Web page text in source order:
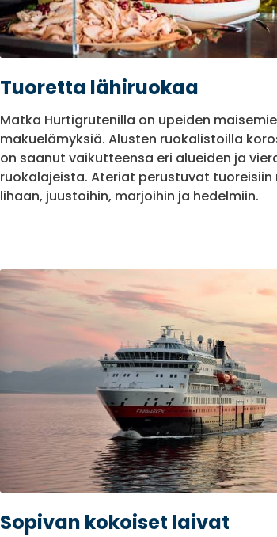
Tuoretta lähiruokaa
Matka Hurtigrutenilla on upeiden
makuelämyksiä. Alusten ruokalistoilla
on saanut vaikutteensa eri alueiden ja
ruokalajeista. Ateriat perustuvat
lihaan, juustoihin, marjoihin ja hedelmiin.
Sopivan kokoiset laivat